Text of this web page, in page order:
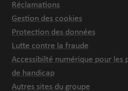
Réclamations
Gestion des cookies
Protection des données
Lutte contre la fraude
Accessibilté numérique pour les
de handicap
Autres sites du groupe